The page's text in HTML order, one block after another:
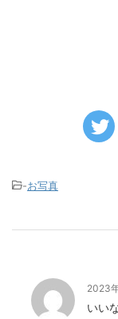
-お写真
2023
いい